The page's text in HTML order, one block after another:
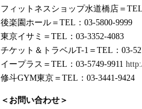
フィットネスショップ水道橋店＝
後楽園ホール＝TEL：03-5800-9999
東京イサミ＝TEL：03-3352-4083
チケット＆トラベルT-1＝TEL：03-
イープラス＝TEL：03-5749-9911
修斗GYM東京＝TEL：03-3441-9424
＜お問い合わせ＞